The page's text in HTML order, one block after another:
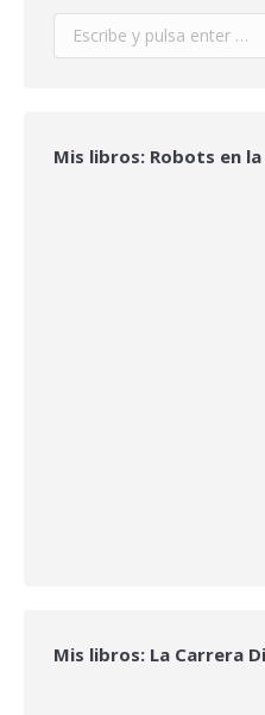
Buscar:
Mis libros: Robots en
Mis libros: La Carrera